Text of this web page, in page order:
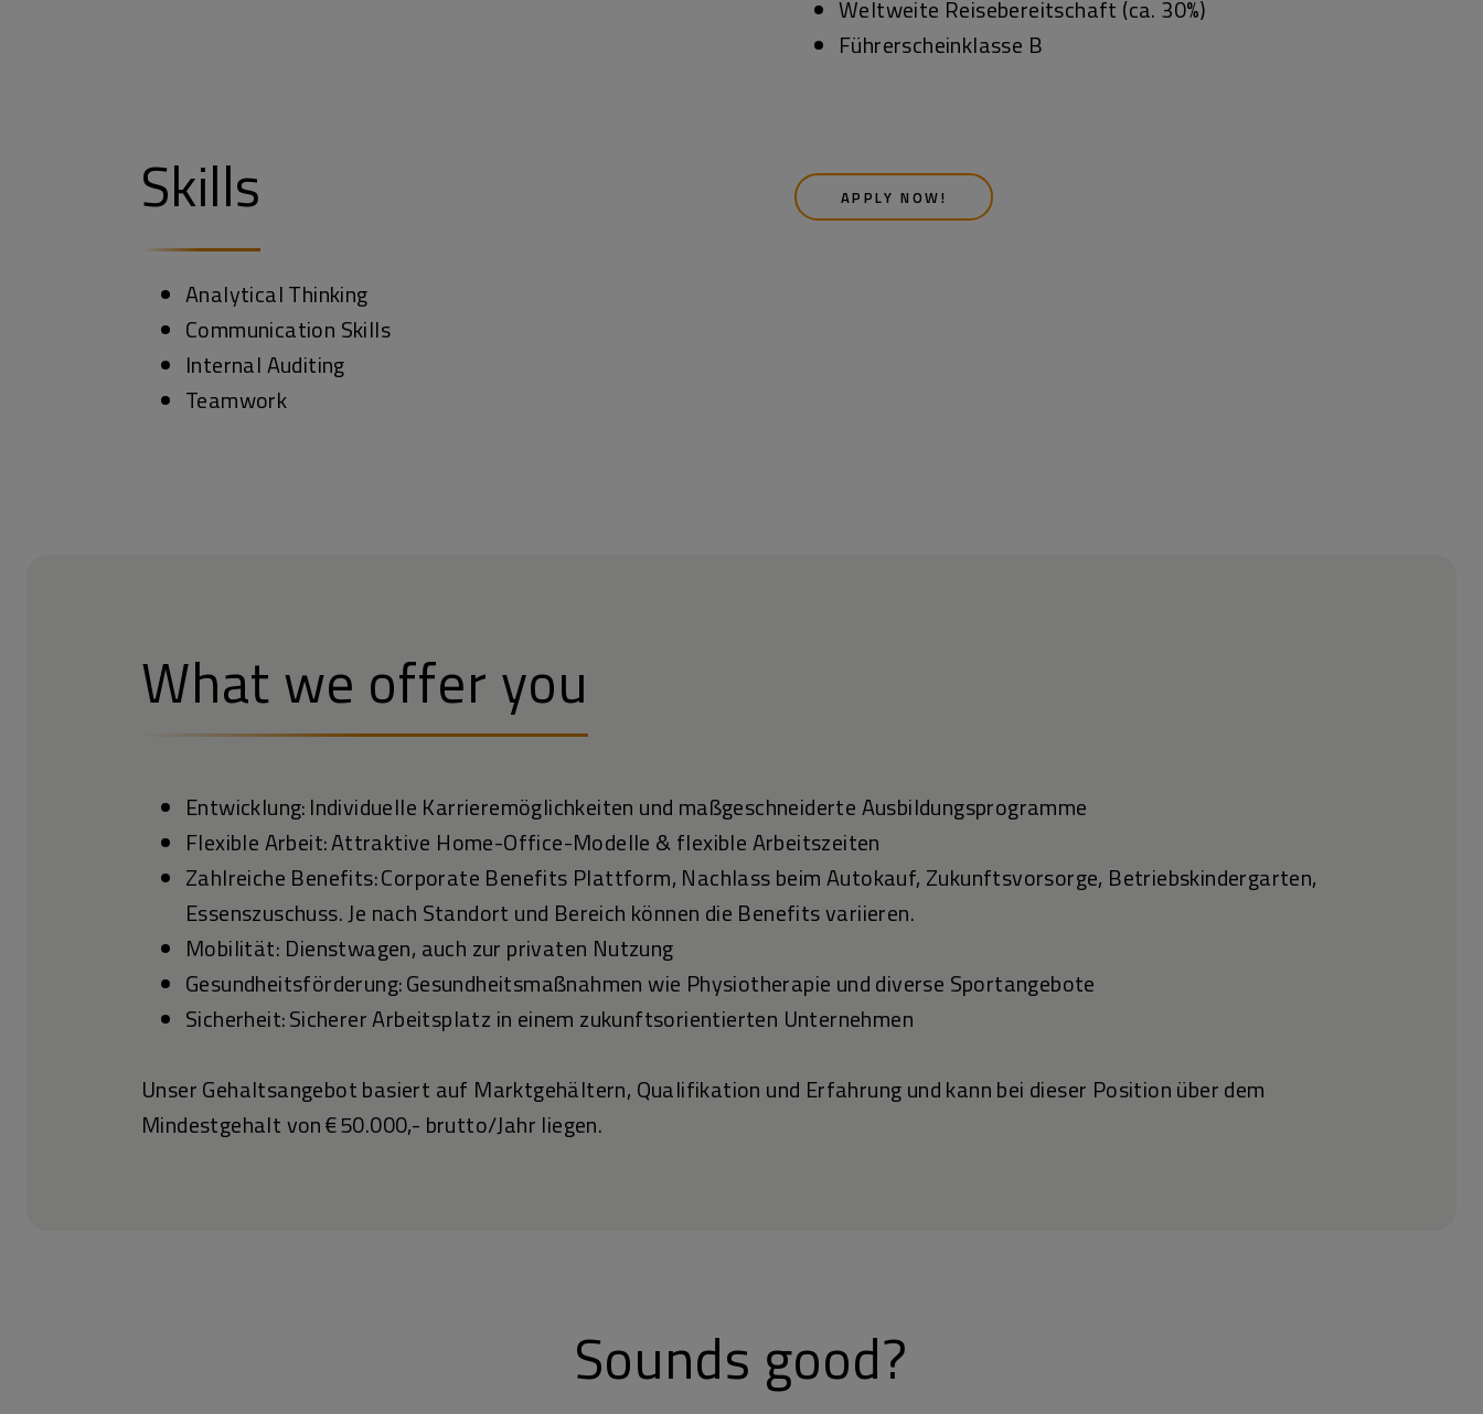
Weltweite Reisebereitschaft (ca. 30%)
Führerscheinklasse B
Skills
Analytical Thinking
Communication Skills
Internal Auditing
Teamwork
APPLY NOW!
What we offer you
Entwicklung: Individuelle Karrieremöglichkeiten und maßgeschneiderte Ausbildungsprogramme
Flexible Arbeit: Attraktive Home-Office-Modelle & flexible Arbeitszeiten
Zahlreiche Benefits: Corporate Benefits Plattform, Nachlass beim Autokauf, Zukunftsvorsorge, Betriebskindergarten,
Essenszuschuss. Je nach Standort und Bereich können die Benefits variieren.
Mobilität: Dienstwagen, auch zur privaten Nutzung
Gesundheitsförderung: Gesundheitsmaßnahmen wie Physiotherapie und diverse Sportangebote
Sicherheit: Sicherer Arbeitsplatz in einem zukunftsorientierten Unternehmen
Unser Gehaltsangebot basiert auf Marktgehältern, Qualifikation und Erfahrung und kann bei dieser Position über dem
Mindestgehalt von € 50.000,- brutto/Jahr liegen.
Sounds good?